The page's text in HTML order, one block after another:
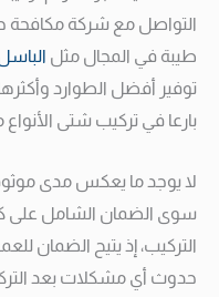
التواصل مع شركة مكافحة
طيبة في المجال مثل
توفير أفضل الطوارد
بارعا في تركيب شتى
لا يوجد ما يعكس مدى
سوى الضمان الشامل على
التركيب، إذ يتيح الضمان
حدوث أي مشكلات بعد